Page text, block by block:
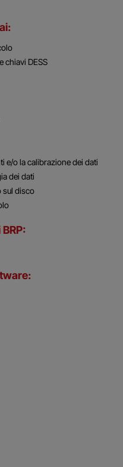
chiavi DESS
e/o la calibrazione dei dati
dei dati
sul disco